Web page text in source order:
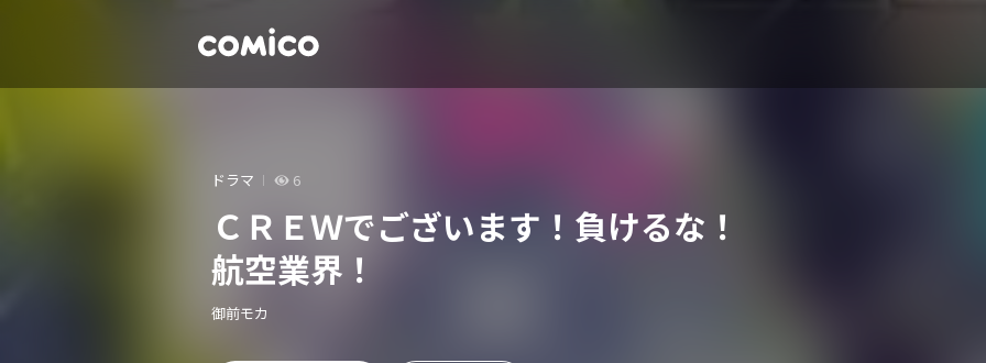
ドラマ 6
ＣＲＥＷでございます！負けるな！
航空業界！
御前モカ